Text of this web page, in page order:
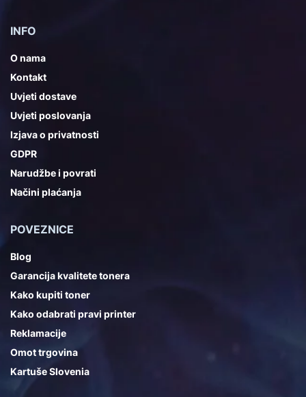
INFO
O nama
Kontakt
Uvjeti dostave
Uvjeti poslovanja
Izjava o privatnosti
GDPR
Narudžbe i povrati
Načini plaćanja
POVEZNICE
Blog
Garancija kvalitete tonera
Kako kupiti toner
Kako odabrati pravi printer
Reklamacije
Omot trgovina
Kartuše Slovenia